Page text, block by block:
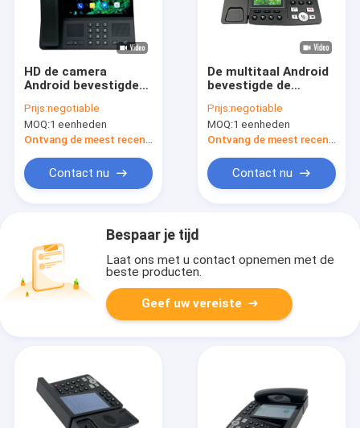
HD de camera
Android bevestigde
Vertoning van de
Telefoon Grote
Aanraking
Prijs:negotiable
MOQ:1 eenheden
Ontvang de meest recente Prijs
Contact nu
De multitaal Android
bevestigde de
de het
Videogesprekaanraking
van de Telefoonhd
Prijs:negotiable
MOQ:1 eenheden
Ontvang de meest recente Prijs
Contact nu
Bespaar je tijd
Laat ons met u contact opnemen met de
beste producten.
Geef uw vereiste